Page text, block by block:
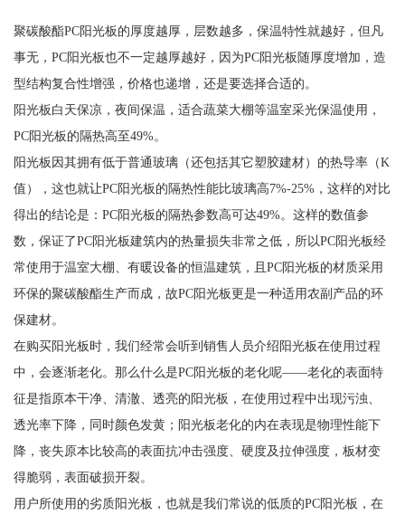
聚碳酸酯PC阳光板的厚度越厚，层数越多，保温特性就越好，但凡
事无，PC阳光板也不一定越厚越好，因为PC阳光板随厚度增加，造
型结构复合性增强，价格也递增，还是要选择合适的。
阳光板白天保凉，夜间保温，适合蔬菜大棚等温室采光保温使用，
PC阳光板的隔热高至49%。
阳光板因其拥有低于普通玻璃（还包括其它塑胶建材）的热导率（K
值），这也就让PC阳光板的隔热性能比玻璃高7%-25%，这样的对比
得出的结论是：PC阳光板的隔热参数高可达49%。这样的数值参
数，保证了PC阳光板建筑内的热量损失非常之低，所以PC阳光板经
常使用于温室大棚、有暖设备的恒温建筑，且PC阳光板的材质采用
环保的聚碳酸酯生产而成，故PC阳光板更是一种适用农副产品的环
保建材。
在购买阳光板时，我们经常会听到销售人员介绍阳光板在使用过程
中，会逐渐老化。那么什么是PC阳光板的老化呢——老化的表面特
征是指原本干净、清澈、透亮的阳光板，在使用过程中出现污浊、
透光率下降，同时颜色发黄；阳光板老化的内在表现是物理性能下
降，丧失原本比较高的表面抗冲击强度、硬度及拉伸强度，板材变
得脆弱，表面破损开裂。
用户所使用的劣质阳光板，也就是我们常说的低质的PC阳光板，在